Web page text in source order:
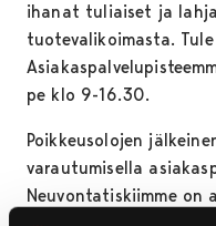
ihanat tuliaiset ja
tuotevalikoimasta.
pe klo 9-16.30.
Poikkeusolojen
varautumisella
Neuvontatiskiimme on